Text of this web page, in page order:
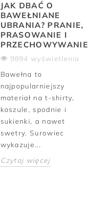
JAK DBAĆ O
BAWEŁNIANE
UBRANIA? PRANIE,
PRASOWANIE I
PRZECHOWYWANIE
9894 wyświetlenia
Bawełna to
najpopularniejszy
materiał na t-shirty,
koszule, spodnie i
sukienki, a nawet
swetry. Surowiec
wykazuje...
Czytaj więcej